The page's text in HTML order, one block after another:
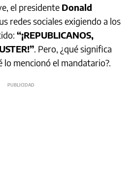
el presidente Donald
redes sociales exigiendo a los
“¡REPUBLICANOS,
. Pero, ¿qué significa
mencionó el mandatario?.